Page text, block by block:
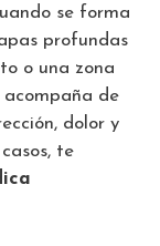
se forma
profundas
o una zona
de
dolor y
te